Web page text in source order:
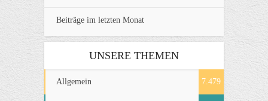
Beiträge im letzten Monat
UNSERE THEMEN
Allgemein 7.479